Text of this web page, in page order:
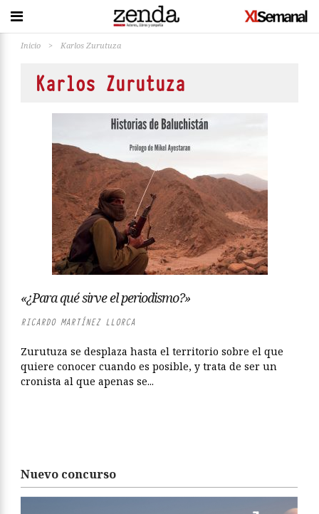
Inicio > Karlos Zurutuza
Karlos Zurutuza
«¿Para qué sirve el periodismo?»
RICARDO MARTÍNEZ LLORCA
Zurutuza se desplaza hasta el territorio sobre el que
quiere conocer cuando es posible, y trata de ser un
cronista al que apenas se...
Nuevo concurso